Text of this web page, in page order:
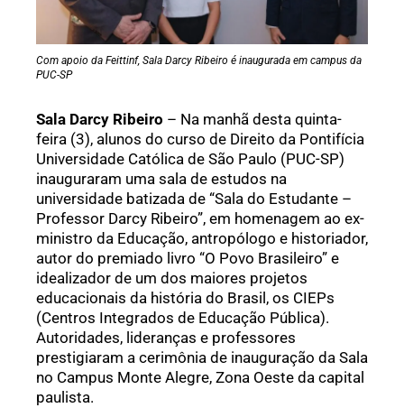
Com apoio da Feittinf, Sala Darcy Ribeiro é inaugurada em campus da
PUC-SP
Sala Darcy Ribeiro – Na manhã desta quinta-
feira (3), alunos do curso de Direito da Pontifícia
Universidade Católica de São Paulo (PUC-SP)
inauguraram uma sala de estudos na
universidade batizada de “Sala do Estudante –
Professor Darcy Ribeiro”, em homenagem ao ex-
ministro da Educação, antropólogo e historiador,
autor do premiado livro “O Povo Brasileiro” e
idealizador de um dos maiores projetos
educacionais da história do Brasil, os CIEPs
(Centros Integrados de Educação Pública).
Autoridades, lideranças e professores
prestigiaram a cerimônia de inauguração da Sala
no Campus Monte Alegre, Zona Oeste da capital
paulista.